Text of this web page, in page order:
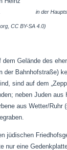
in der
CC BY-SA 4.0)
dem Gelände des
der Bahnhofstraße)
sind auf dem
neben Juden aus
aus Wetter/Ruhr
jüdischen
nur eine